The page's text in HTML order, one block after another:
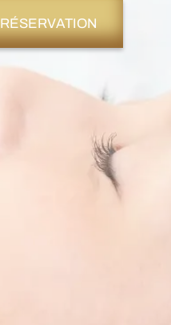
RÉSERVATION